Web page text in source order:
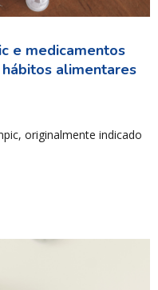
e medicamentos
alimentares
originalmente indicado